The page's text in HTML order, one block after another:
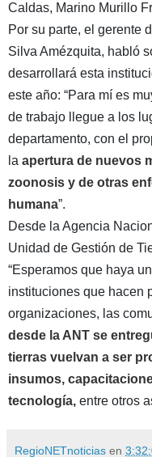
Caldas, Marino Murillo
Por su parte, el gerente
Silva Amézquita, habló
desarrollará esta
este año: “Para mí es
de trabajo llegue a los
departamento, con el
la apertura de nuevos
zoonosis y de otras
humana”.
Desde la Agencia
Unidad de Gestión de
“Esperamos que haya
instituciones que hacen
organizaciones, las
desde la ANT se
tierras vuelvan a ser
insumos,
tecnología, entre otros
RegioNETnoticias en